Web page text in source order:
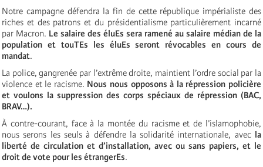
Notre campagne défendra la fin de cette république impérialiste des
riches et des patrons et du présidentialisme particulièrement incarné
par Macron. Le salaire des éluEs sera ramené au salaire médian de la
population et touTEs les éluEs seront révocables en cours de
mandat.
La police, gangrenée par l’extrême droite, maintient l’ordre social par la
violence et le racisme. Nous nous opposons à la répression policière
et voulons la suppression des corps spéciaux de répression (BAC,
BRAV…).
À contre-courant, face à la montée du racisme et de l’islamophobie,
nous serons les seuls à défendre la solidarité internationale, avecla
liberté de circulation et d’installation, avec ou sans papiers, et le
droit de vote pour les étrangerEs.